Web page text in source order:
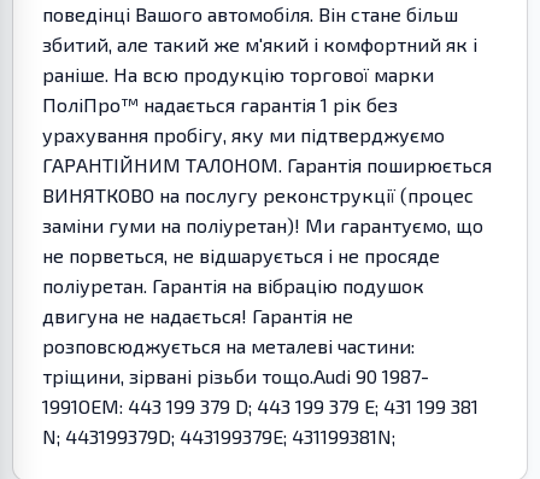
поведінці Вашого автомобіля. Він стане більш
збитий, але такий же м'який і комфортний як і
раніше. На всю продукцію торгової марки
ПоліПро™ надається гарантія 1 рік без
урахування пробігу, яку ми підтверджуємо
ГАРАНТІЙНИМ ТАЛОНОМ. Гарантія поширюється
ВИНЯТКОВО на послугу реконструкції (процес
заміни гуми на поліуретан)! Ми гарантуємо, що
не порветься, не відшарується і не просяде
поліуретан. Гарантія на вібрацію подушок
двигуна не надається! Гарантія не
розповсюджується на металеві частини:
тріщини, зірвані різьби тощо.Audi 90 1987-
1991OEM: 443 199 379 D; 443 199 379 E; 431 199 381
N; 443199379D; 443199379E; 431199381N;